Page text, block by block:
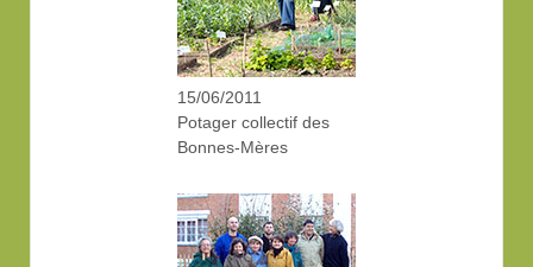
15/06/2011
Potager collectif des
Bonnes-Mères